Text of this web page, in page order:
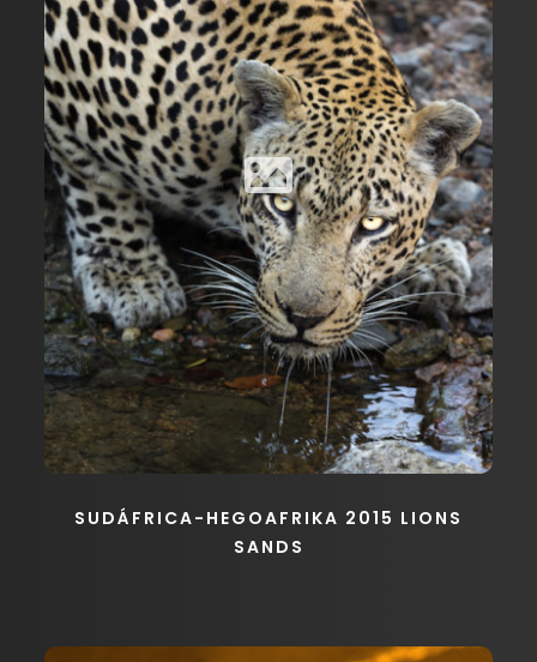
SUDÁFRICA-HEGOAFRIKA 2015 LIONS
SANDS